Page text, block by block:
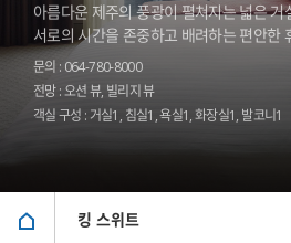
아름다운 제주의 풍광이 펼쳐지는 넓은
서로의 시간을 존중하고 배려하는 편안한
문의 : 064-780-8000
전망 : 오션 뷰, 빌리지 뷰
객실 구성 : 거실1, 침실1, 욕실1, 화장실1, 발코니1
킹 스위트